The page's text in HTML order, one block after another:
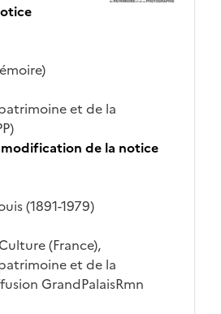
et de la
de la notice
(1891-1979)
(France),
et de la
GrandPalaisRmn